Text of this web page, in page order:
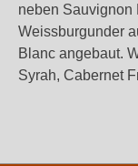
neben Sauvignon
Weissburgunder
Blanc angebaut.
Syrah, Cabernet